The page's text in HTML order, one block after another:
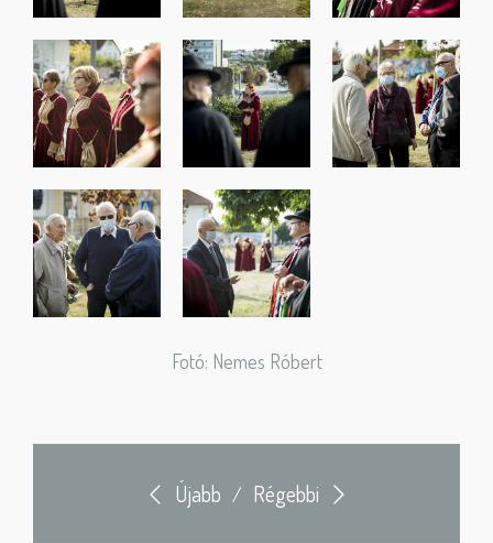
Fotó: Nemes Róbert
Újabb / Régebbi